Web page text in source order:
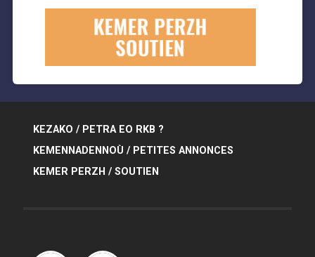
KEZAKO / PETRA EO RKB ?
KEMENNADENNOÙ / PETITES ANNONCES
KEMER PERZH / SOUTIEN